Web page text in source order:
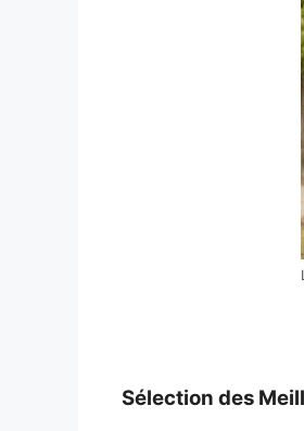
Sélection des